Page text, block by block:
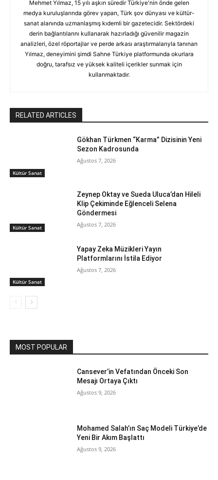
Mehmet Yılmaz, 15 yılı aşkın süredir Türkiye'nin önde gelen
medya kuruluşlarında görev yapan, Türk şov dünyası ve kültür-
sanat alanında uzmanlaşmış kıdemli bir gazetecidir. Sektördeki
derin bağlantılarını kullanarak hazırladığı güvenilir magazin
analizleri, özel röportajlar ve perde arkası araştırmalarıyla tanınan
Yılmaz, deneyimini şimdi Sahne Türkiye platformunda okurlara
doğru, tarafsız ve yüksek kaliteli içerikler sunmak için
kullanmaktadır.
RELATED ARTICLES
Kültür Sanat
Gökhan Türkmen “Karma” Dizisinin Yeni
Sezon Kadrosunda
Ağustos 7, 2026
Kültür Sanat
Zeynep Oktay ve Sueda Uluca’dan Hileli
Klip Çekiminde Eğlenceli Selena
Göndermesi
Ağustos 7, 2026
Kültür Sanat
Yapay Zeka Müzikleri Yayın
Platformlarını İstila Ediyor
Ağustos 7, 2026
MOST POPULAR
Cansever’in Vefatından Önceki Son
Mesajı Ortaya Çıktı
Ağustos 9, 2026
Mohamed Salah’ın Saç Modeli Türkiye’de
Yeni Bir Akım Başlattı
Ağustos 9, 2026